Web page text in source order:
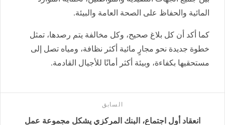
المائية والحفاظ على الصحة العامة والبيئة.
كما أكد أن كل بلاغ صحيح، وكل مخالفة يتم رصدها، تمثل
خطوة جديدة نحو مجارٍ مائية أكثر نظافة، ومياه تصل إلى
مستحقيها بكفاءة، وبيئة أكثر أمانًا للأجيال القادمة.
السابق
انعقاد أول اجتماع، البنك المركزي يشكل مجموعة عمل